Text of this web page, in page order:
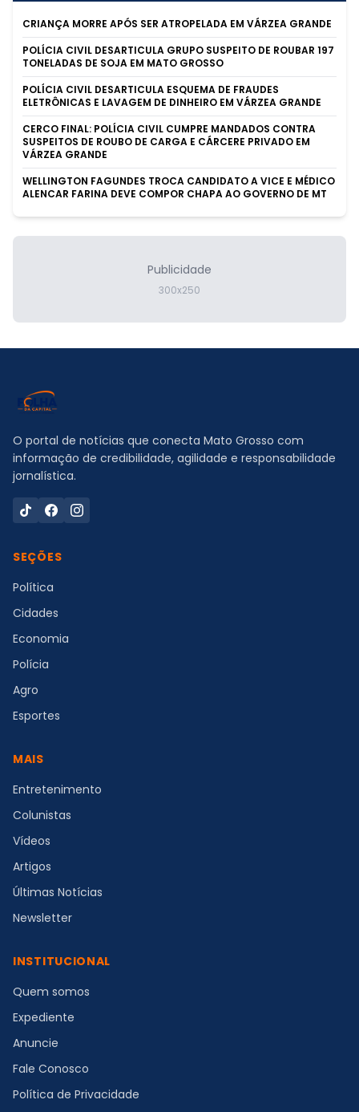
CRIANÇA MORRE APÓS SER ATROPELADA EM VÁRZEA GRANDE
POLÍCIA CIVIL DESARTICULA GRUPO SUSPEITO DE ROUBAR 197
TONELADAS DE SOJA EM MATO GROSSO
POLÍCIA CIVIL DESARTICULA ESQUEMA DE FRAUDES
ELETRÔNICAS E LAVAGEM DE DINHEIRO EM VÁRZEA GRANDE
CERCO FINAL: POLÍCIA CIVIL CUMPRE MANDADOS CONTRA
SUSPEITOS DE ROUBO DE CARGA E CÁRCERE PRIVADO EM
VÁRZEA GRANDE
WELLINGTON FAGUNDES TROCA CANDIDATO A VICE E MÉDICO
ALENCAR FARINA DEVE COMPOR CHAPA AO GOVERNO DE MT
Publicidade
300x250
O portal de notícias que conecta Mato Grosso com
informação de credibilidade, agilidade e responsabilidade
jornalística.
SEÇÕES
Política
Cidades
Economia
Polícia
Agro
Esportes
MAIS
Entretenimento
Colunistas
Vídeos
Artigos
Últimas Notícias
Newsletter
INSTITUCIONAL
Quem somos
Expediente
Anuncie
Fale Conosco
Política de Privacidade